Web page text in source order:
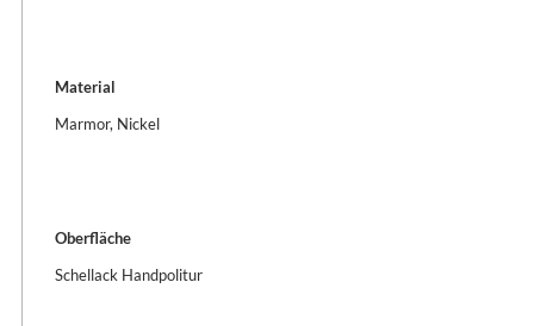
Material
Marmor, Nickel
Oberfläche
Schellack Handpolitur